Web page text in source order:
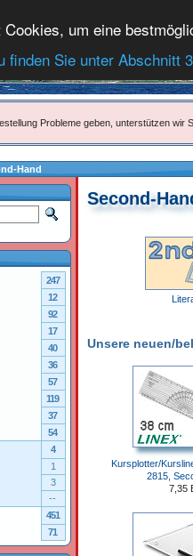
um eine
finden Sie unter Abschnitt
Probleme geben, unterstützen wir
Hand
Second-
Unsere neuen/
Kursplotter/
2815,
7,35
247
12
92
17
40
36
57
119
37
54
4
1
3
--
451
71